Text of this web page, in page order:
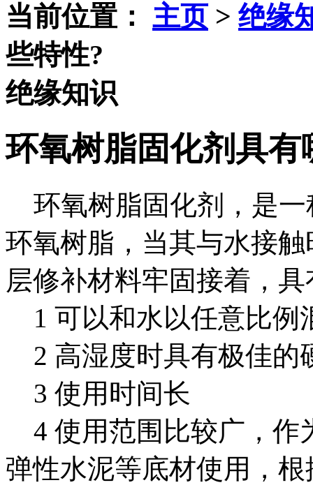
当前位置： 主页> 绝缘
些特性?
绝缘知识
环氧树脂固化剂具有
环氧树脂固化剂，是一
环氧树脂，当其与水接
层修补材料牢固接着，
1 可以和水以任意比例
2 高湿度时具有极佳的
3 使用时间长
4 使用范围比较广，作
弹性水泥等底材使用，